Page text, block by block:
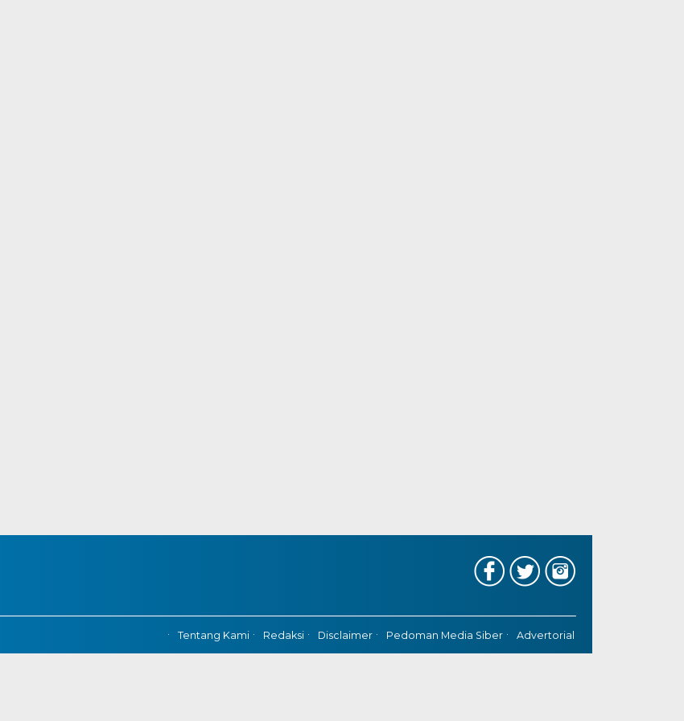
Tentang Kami Redaksi Disclaimer Pedoman Media Siber Advertorial